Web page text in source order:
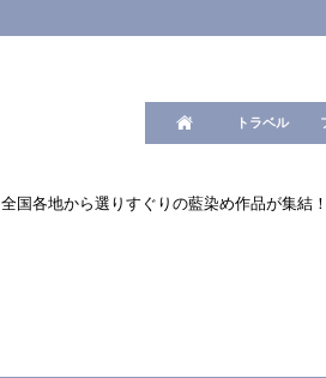
トラベル
全国各地から選りすぐりの藍染め作品が集結